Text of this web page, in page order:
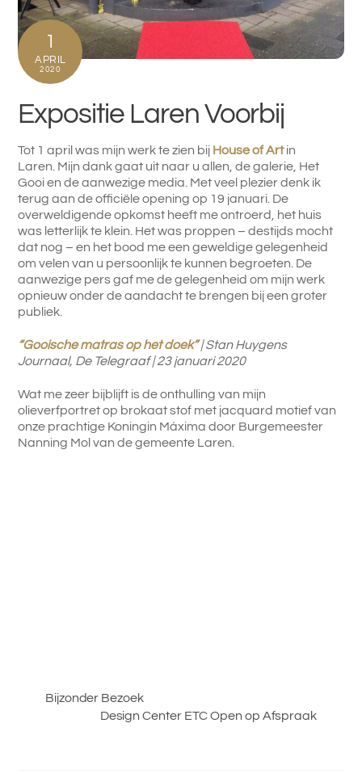
1
APRIL
2020
Expositie Laren Voorbij
Tot 1 april was mijn werk te zien bij House of Artin
Laren. Mijn dank gaat uit naar u allen, de galerie, Het
Gooi en de aanwezige media. Met veel plezier denk ik
terug aan de officiële opening op 19 januari. De
overweldigende opkomst heeft me ontroerd, het huis
was letterlijk te klein. Het was proppen – destijds mocht
dat nog – en het bood me een geweldige gelegenheid
om velen van u persoonlijk te kunnen begroeten. De
aanwezige pers gaf me de gelegenheid om mijn werk
opnieuw onder de aandacht te brengen bij een groter
publiek.
“Gooische matras op het doek”| Stan Huygens
Journaal, De Telegraaf | 23 januari 2020
Wat me zeer bijblijft is de onthulling van mijn
olieverfportret op brokaat stof met jacquard motief van
onze prachtige Koningin Máxima door Burgemeester
Nanning Mol van de gemeente Laren.
Bijzonder Bezoek
Design Center ETC Open op Afspraak